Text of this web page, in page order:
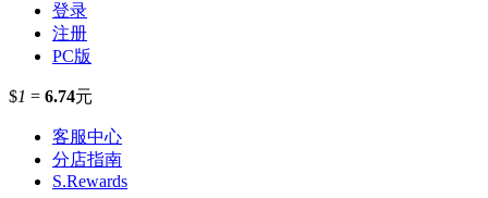
登录
注册
PC版
$1 = 6.74元
客服中心
分店指南
S.Rewards